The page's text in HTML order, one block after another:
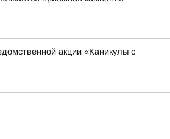
акции «Каникулы с